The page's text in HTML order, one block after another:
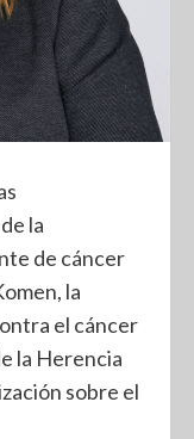
la
de cáncer
la
el cáncer
la Herencia
sobre el